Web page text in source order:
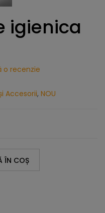
igienica
o recenzie
Accesorii, NOU
ÎN COȘ